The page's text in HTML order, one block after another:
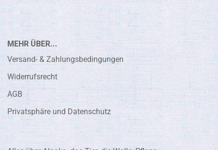
MEHR ÜBER...
Versand- & Zahlungsbedingungen
Widerrufsrecht
AGB
Privatsphäre und Datenschutz